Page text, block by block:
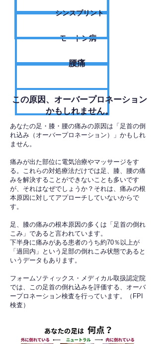
シンスプリント
モートン病
腰痛
​この原因、オーバープロネーション
かもしれません。
あなたの足・膝・腰の痛みの原因は「足首の倒
れ込み（オーバープロネーション）」かもしれ
ません。
痛みが出た部位に電気治療やマッサージをす
る。これらの対処療法だけでは足、膝、腰の痛
みを解決することができないことも多いです
が、それはなぜでしょうか？それは、痛みの根
本原因に対してアプローチしていないからで
す。
足、膝の痛みの根本原因の多くは「足首の倒れ
こみ」であると言われています。
下半身に痛みがある患者のうち約70％以上が
「過回内」という足部の倒れこみ状態であると
いうデータもあります。
フォームソティックス・メディカル取扱認定院
では、この足首の倒れ込みを評価する、オーバ
ープロネーション検査を行っています。（FPI
検査）​